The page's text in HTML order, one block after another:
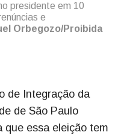
presidente em 10
e
Orbegozo/Proibida
de Integração da
de São Paulo
que essa eleição tem